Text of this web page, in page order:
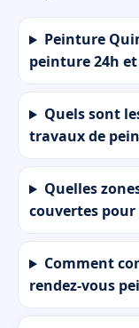
Peinture
peinture 24h
Quels sont
travaux de
Quelles
couvertes
Comment
rendez-vous